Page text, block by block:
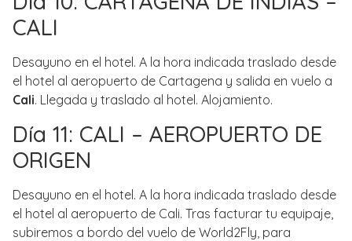
CALI
Desayuno en el hotel. A la hora indicada traslado desde
el hotel al aeropuerto de Cartagena y salida en vuelo a
Cali. Llegada y traslado al hotel. Alojamiento.
Día 11: CALI – AEROPUERTO DE
ORIGEN
Desayuno en el hotel. A la hora indicada traslado desde
el hotel al aeropuerto de Cali. Tras facturar tu equipaje,
subiremos a bordo del vuelo de World2Fly, para